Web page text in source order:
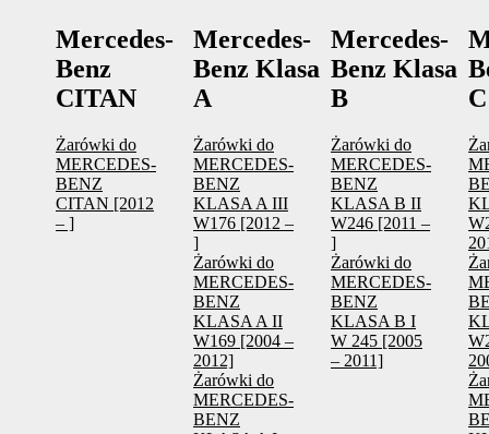
Mercedes-
Benz
CITAN
Żarówki do
MERCEDES-
BENZ
CITAN [2012
– ]
Mercedes-
Benz Klasa
A
Żarówki do
MERCEDES-
BENZ
KLASA A III
W176 [2012 –
]
Żarówki do
MERCEDES-
BENZ
KLASA A II
W169 [2004 –
2012]
Żarówki do
MERCEDES-
BENZ
Mercedes-
Benz Klasa
B
Żarówki do
MERCEDES-
BENZ
KLASA B II
W246 [2011 –
]
Żarówki do
MERCEDES-
BENZ
KLASA B I
W 245 [2005
– 2011]
C